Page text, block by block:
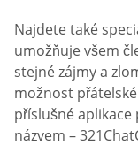
Najdete také
umožňuje všem
stejné zájmy a
možnost
příslušné
názvem –